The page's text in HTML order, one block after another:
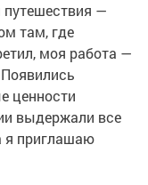
путешествия —
там, где
моя работа —
ценности
выдержали все
я приглашаю